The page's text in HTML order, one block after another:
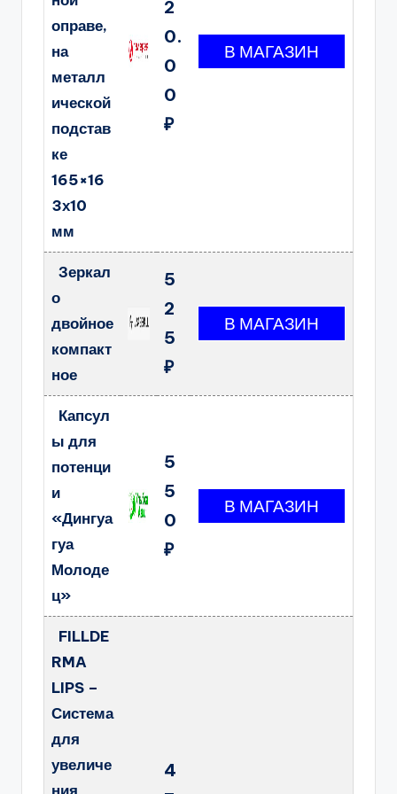
оправе,
на
металл
ической
подстав
ке
165×16
3х10
мм
2
0.
0
0
₽
Зеркал
о
двойное
компакт
ное
5
2
5
₽
Капсул
ы для
потенци
и
«Дингуа
гуа
Молоде
ц»
5
5
0
₽
FILLDE
RMA
LIPS –
Система
для
увеличе
4